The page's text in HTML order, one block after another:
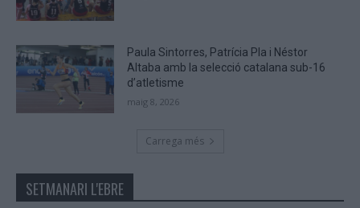
Paula Sintorres, Patrícia Pla i Néstor
Altaba amb la selecció catalana sub-16
d’atletisme
maig 8, 2026
Carrega més
SETMANARI L'EBRE